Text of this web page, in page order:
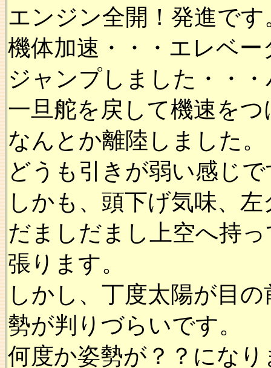
エンジン全開！発進です
機体加速・・・エレベ
ジャンプしました・・
一旦舵を戻して機速を
なんとか離陸しました。
どうも引きが弱い感じ
しかも、頭下げ気味、
だましだまし上空へ持
張ります。
しかし、丁度太陽が目
勢が判りづらいです。
何度か姿勢が？？にな